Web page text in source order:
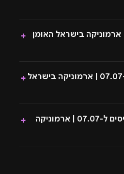
מתי מתקיים 07.07 | ארמוניקה בישראל האומן
+
איזה סגנון מוזיקה ב-07.07 | ארמוניקה בישראל +
היכן ניתן לרכוש כרטיסים ל-07.07 | ארמוניקה
+